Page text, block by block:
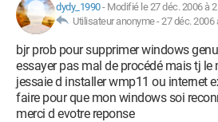
dydy_1990- Modifié le 27 déc. 2006 à
Utilisateur anonyme -27 déc. 2006
bjr prob pour supprimer windows
essayer pas mal de procédé mais tj le
jessaie d installer wmp11 ou internet
faire pour que mon windows soi
merci d evotre reponse